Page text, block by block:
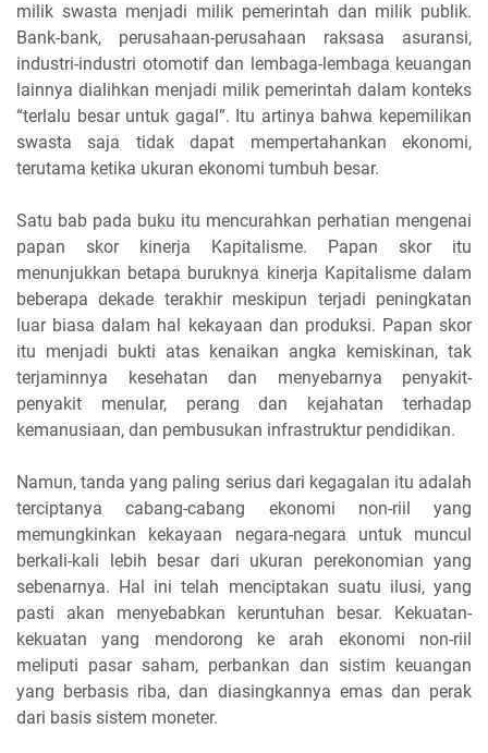
milik swasta menjadi milik pemerintah dan milik publik.
Bank-bank, perusahaan-perusahaan raksasa asuransi,
industri-industri otomotif dan lembaga-lembaga keuangan
lainnya dialihkan menjadi milik pemerintah dalam konteks
“terlalu besar untuk gagal”. Itu artinya bahwa kepemilikan
swasta saja tidak dapat mempertahankan ekonomi,
terutama ketika ukuran ekonomi tumbuh besar.
Satu bab pada buku itu mencurahkan perhatian mengenai
papan skor kinerja Kapitalisme. Papan skor itu
menunjukkan betapa buruknya kinerja Kapitalisme dalam
beberapa dekade terakhir meskipun terjadi peningkatan
luar biasa dalam hal kekayaan dan produksi. Papan skor
itu menjadi bukti atas kenaikan angka kemiskinan, tak
terjaminnya kesehatan dan menyebarnya penyakit-
penyakit menular, perang dan kejahatan terhadap
kemanusiaan, dan pembusukan infrastruktur pendidikan.
Namun, tanda yang paling serius dari kegagalan itu adalah
terciptanya cabang-cabang ekonomi non-riil yang
memungkinkan kekayaan negara-negara untuk muncul
berkali-kali lebih besar dari ukuran perekonomian yang
sebenarnya. Hal ini telah menciptakan suatu ilusi, yang
pasti akan menyebabkan keruntuhan besar. Kekuatan-
kekuatan yang mendorong ke arah ekonomi non-riil
meliputi pasar saham, perbankan dan sistim keuangan
yang berbasis riba, dan diasingkannya emas dan perak
dari basis sistem moneter.